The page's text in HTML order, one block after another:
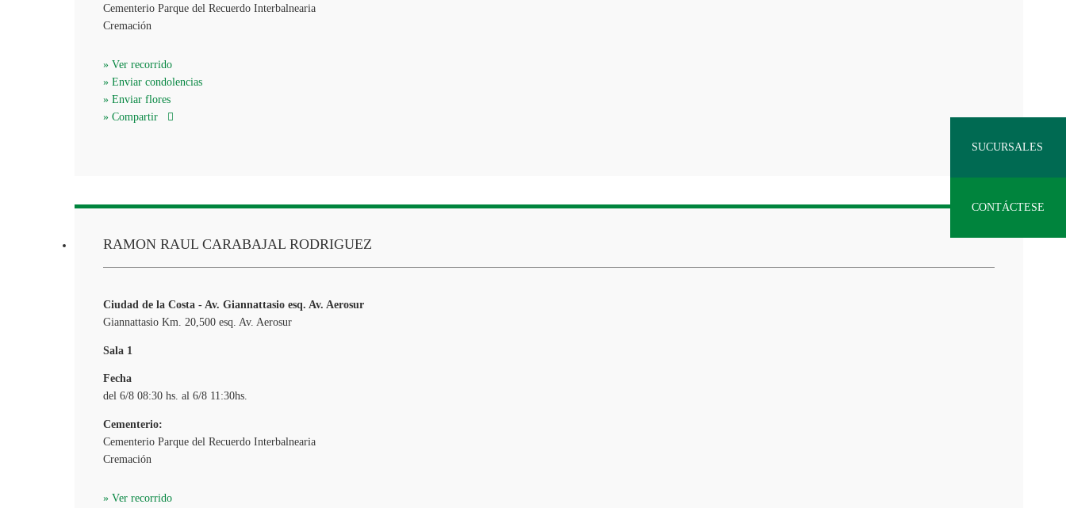
Cementerio Parque del Recuerdo Interbalnearia
Cremación
» Ver recorrido
» Enviar condolencias
» Enviar flores
» Compartir
RAMON RAUL CARABAJAL RODRIGUEZ
Ciudad de la Costa - Av. Giannattasio esq. Av. Aerosur
Giannattasio Km. 20,500 esq. Av. Aerosur
Sala 1
Fecha
del 6/8 08:30 hs. al 6/8 11:30hs.
Cementerio:
Cementerio Parque del Recuerdo Interbalnearia
Cremación
» Ver recorrido
SUCURSALES
CONTÁCTESE